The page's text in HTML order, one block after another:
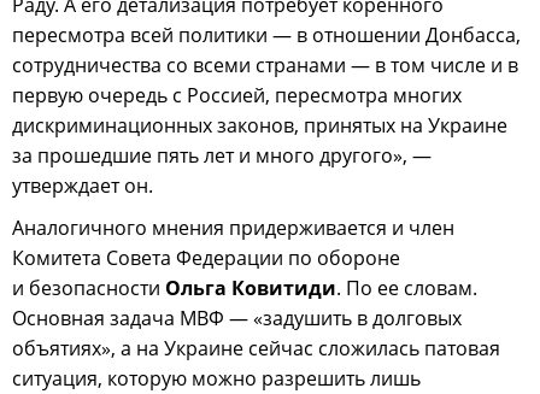
пересмотра всей политики — в отношении Донбасса,
сотрудничества со всеми странами — в том числе и в
первую очередь с Россией, пересмотра многих
дискриминационных законов, принятых на Украине
за прошедшие пять лет и много другого», —
утверждает он.
Аналогичного мнения придерживается и член
Комитета Совета Федерации по обороне
и безопасности Ольга Ковитиди. По ее словам.
Основная задача МВФ — «задушить в долговых
объятиях», а на Украине сейчас сложилась патовая
ситуация, которую можно разрешить лишь